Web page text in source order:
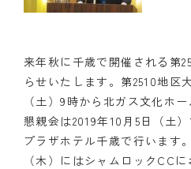
来年秋に千歳で開催される第
らせいたします。第2510地区
（土）9時から北ガス文化ホ
懇親会は2019年10月5日（土
プラザホテル千歳で行います
（木）にはシャムロックCC